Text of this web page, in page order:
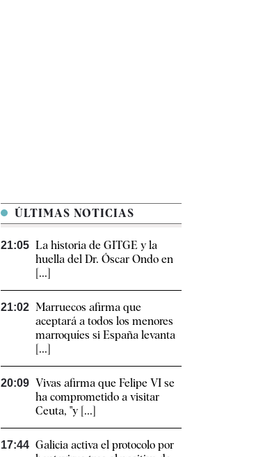
ÚLTIMAS NOTICIAS
21:05 La historia de GITGE y la
huella del Dr. Óscar Ondo en
[...]
21:02 Marruecos afirma que
aceptará a todos los menores
marroquíes si España levanta
[...]
20:09 Vivas afirma que Felipe VI se
ha comprometido a visitar
Ceuta, "y [...]
17:44 Galicia activa el protocolo por